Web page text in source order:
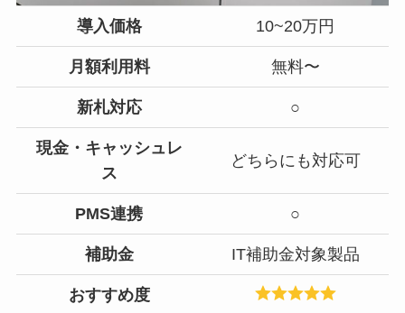
導入価格 10~20万円
月額利用料 無料〜
新札対応 ○
現金・キャッシュレ
ス
どちらにも対応可
PMS連携 ○
補助金 IT補助金対象製品
おすすめ度